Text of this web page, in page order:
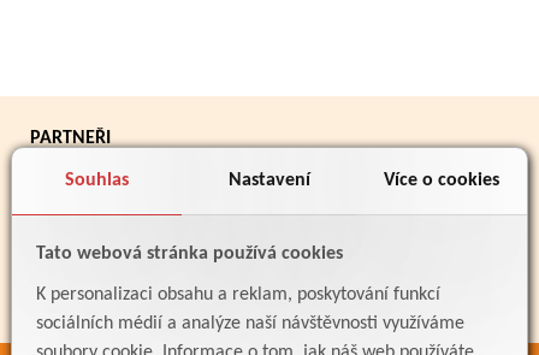
Souhlas Nastavení Více o cookies
Tato webová stránka používá cookies
K personalizaci obsahu a reklam, poskytování funkcí
sociálních médií a analýze naší návštěvnosti využíváme
PARTNEŘI